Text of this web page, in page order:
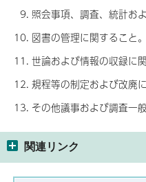
照会事項、調査、統計お
図書の管理に関すること。
世論および情報の収録に
規程等の制定および改廃
その他議事および調査一
関連リンク